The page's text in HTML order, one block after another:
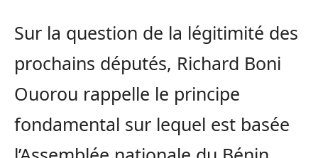
Sur la question de la légitimité des
prochains députés, Richard Boni
Ouorou rappelle le principe
fondamental sur lequel est basée